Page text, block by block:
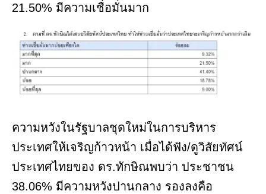
21.50% มีความเชื่อมั่นมาก
ความหวังในรัฐบาลชุดใหม่ในการบริหาร
ประเทศให้เจริญก้าวหน้า เมื่อได้ฟัง/ดูวิสัยทัศน์
ประเทศไทยของ ดร.ทักษิณพบว่า ประชาชน
38.06% มีความหวังปานกลาง รองลงคือ